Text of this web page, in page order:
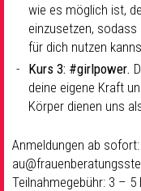
wie es möglich ist,
einzusetzen,
für dich nutzen
Kurs 3: #girlpower.
deine eigene Kraft
Körper dienen uns
Anmeldungen ab
Teilnahmegebühr: 3 –